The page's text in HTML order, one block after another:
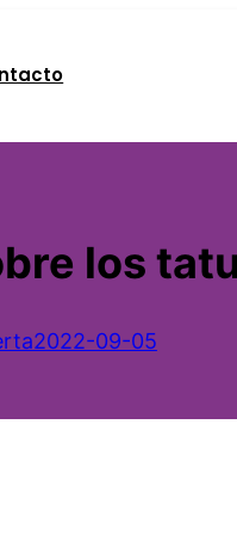
los
2022-09-05